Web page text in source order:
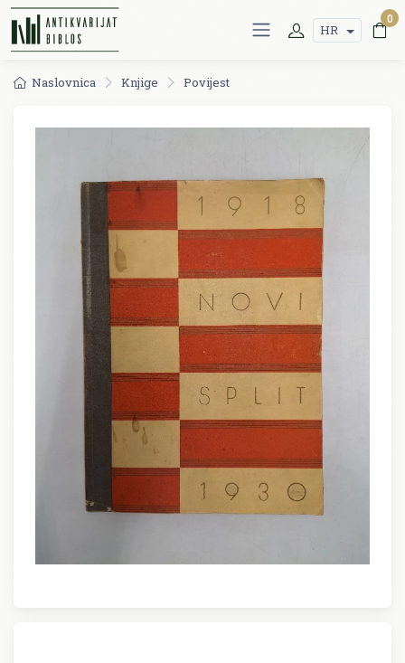
HR
0
Naslovnica Knjige Povijest